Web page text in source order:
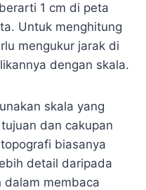
1 cm di peta
Untuk menghitung
mengukur jarak di
dengan skala.
skala yang
dan cakupan
biasanya
detail daripada
dalam membaca